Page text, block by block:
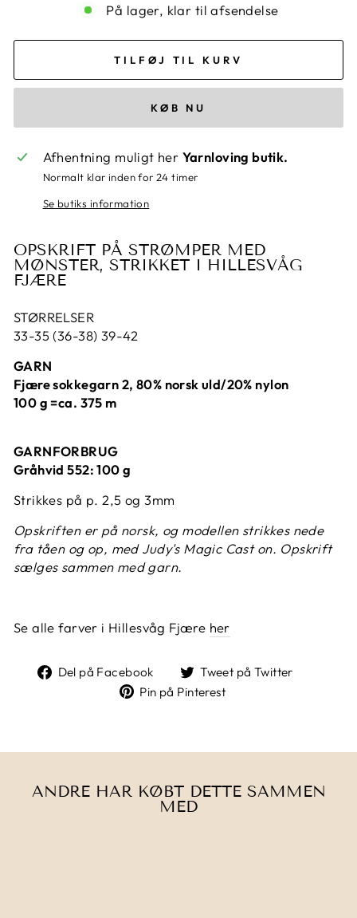
På lager, klar til afsendelse
TILFØJ TIL KURV
KØB NU
Afhentning muligt her Yarnloving butik.
Normalt klar inden for 24 timer
Se butiks information
OPSKRIFT PÅ STRØMPER MED
MØNSTER, STRIKKET I HILLESVÅG
FJÆRE
STØRRELSER
33-35 (36-38) 39-42
GARN
Fjære sokkegarn 2, 80% norsk uld/20% nylon
100 g =ca. 375 m
GARNFORBRUG
Gråhvid 552: 100 g
Strikkes på p. 2,5 og 3mm
Opskriften er på norsk, og modellen strikkes nede
fra tåen og op, med Judy's Magic Cast on. Opskrift
sælges sammen med garn.
Se alle farver i Hillesvåg Fjære her
Del på Facebook
Del
på
Tweet på Twitter
Pin på Pinterest
ANDRE HAR KØBT DETTE SAMMEN
MED